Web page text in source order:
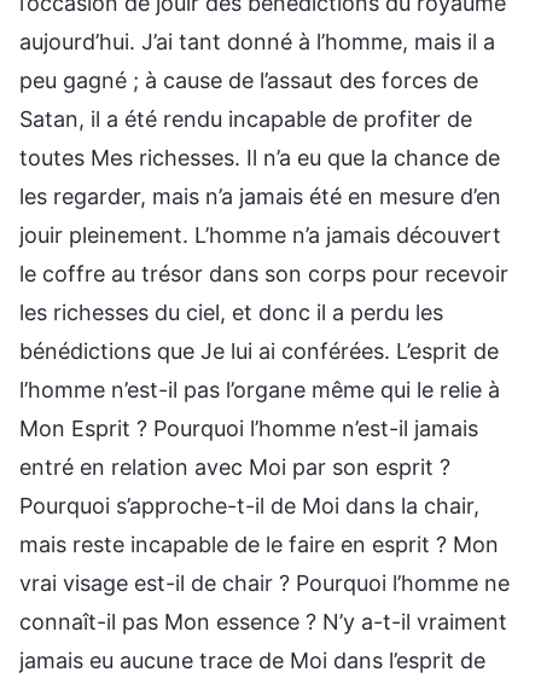
aujourd’hui. J’ai tant donné à l’homme, mais il a
peu gagné ; à cause de l’assaut des forces de
Satan, il a été rendu incapable de profiter de
toutes Mes richesses. Il n’a eu que la chance de
les regarder, mais n’a jamais été en mesure d’en
jouir pleinement. L’homme n’a jamais découvert
le coffre au trésor dans son corps pour recevoir
les richesses du ciel, et donc il a perdu les
bénédictions que Je lui ai conférées. L’esprit de
l’homme n’est-il pas l’organe même qui le relie à
Mon Esprit ? Pourquoi l’homme n’est-il jamais
entré en relation avec Moi par son esprit ?
Pourquoi s’approche-t-il de Moi dans la chair,
mais reste incapable de le faire en esprit ? Mon
vrai visage est-il de chair ? Pourquoi l’homme ne
connaît-il pas Mon essence ? N’y a-t-il vraiment
jamais eu aucune trace de Moi dans l’esprit de